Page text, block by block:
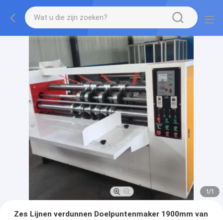
1/1
Zes Lijnen verdunnen Doelpuntenmaker 1900mm van